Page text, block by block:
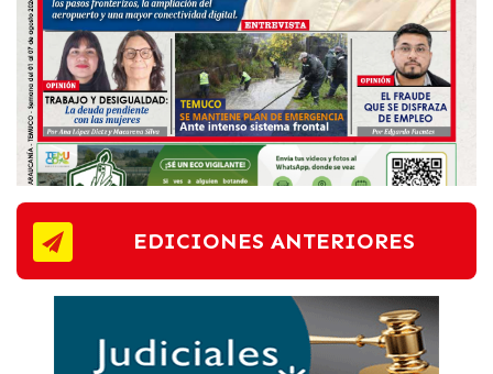
EDICIONES ANTERIORES